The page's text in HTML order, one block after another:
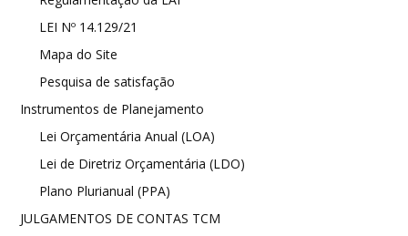
LEI Nº 14.129/21
Mapa do Site
Pesquisa de satisfação
Instrumentos de Planejamento
Lei Orçamentária Anual (LOA)
Lei de Diretriz Orçamentária (LDO)
Plano Plurianual (PPA)
JULGAMENTOS DE CONTAS TCM